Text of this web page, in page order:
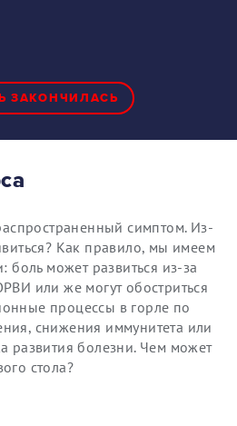
ЗАКОНЧИЛАСЬ
симптом. Из-
Как правило, мы имеем
боль может развиться из-за
или же могут обостриться
процессы в горле по
снижения иммунитета или
развития болезни. Чем может
стола?